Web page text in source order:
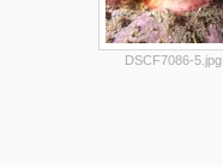
DSCF7086-5.jpg